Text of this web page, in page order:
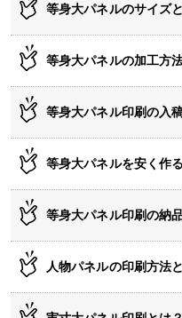
等身大パネルのサイズ
等身大パネルの加工方
等身大パネル印刷の入
等身大パネルを安く作
等身大パネル印刷の納
人物パネルの印刷方法